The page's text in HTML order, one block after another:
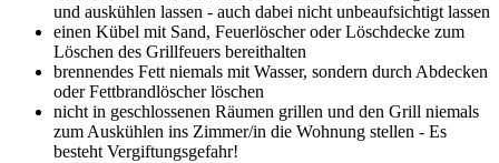
und auskühlen lassen - auch dabei nicht unbeaufsichtigt lassen
einen Kübel mit Sand, Feuerlöscher oder Löschdecke zum
Löschen des Grillfeuers bereithalten
brennendes Fett niemals mit Wasser, sondern durch Abdecken
oder Fettbrandlöscher löschen
nicht in geschlossenen Räumen grillen und den Grill niemals
zum Auskühlen ins Zimmer/in die Wohnung stellen - Es
besteht Vergiftungsgefahr!